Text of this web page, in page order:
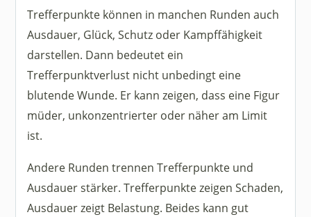
Trefferpunkte können in manchen Runden auch
Ausdauer, Glück, Schutz oder Kampffähigkeit
darstellen. Dann bedeutet ein
Trefferpunktverlust nicht unbedingt eine
blutende Wunde. Er kann zeigen, dass eine Figur
müder, unkonzentrierter oder näher am Limit
ist.
Andere Runden trennen Trefferpunkte und
Ausdauer stärker. Trefferpunkte zeigen Schaden,
Ausdauer zeigt Belastung. Beides kann gut